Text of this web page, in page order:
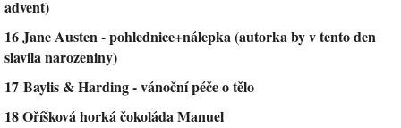
advent)
16 Jane Austen - pohlednice+nálepka (autorka by v tento den
slavila narozeniny)
17 Baylis & Harding - vánoční péče o tělo
18 Oříšková horká čokoláda Manuel